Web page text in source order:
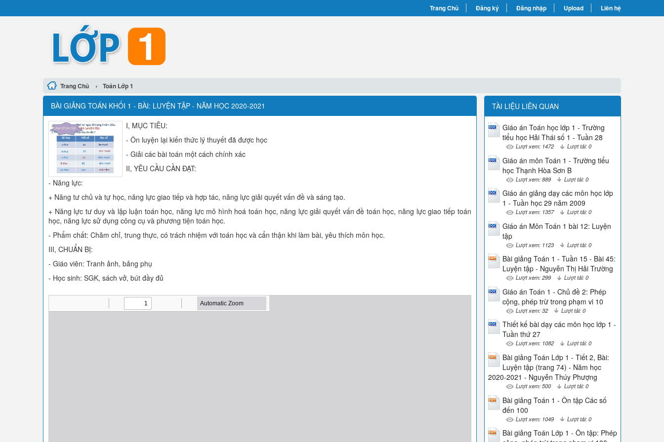
Trang Chủ Đăng ký Đăng nhập Upload Liên hệ
Trang Chủ › Toán Lớp 1
BÀI GIẢNG TOÁN KHỐI 1 - BÀI: LUYỆN TẬP - NĂM HỌC 2020-2021
I, MỤC TIÊU:
- Ôn luyện lại kiến thức lý thuyết đã được học
- Giải các bài toán một cách chính xác
II, YÊU CẦU CẦN ĐẠT:
- Năng lực:
+ Năng tư chủ và tự học, năng lực giao tiếp và hợp tác, năng lực giải quyết vấn đề và sáng tạo.
+ Năng lực tư duy và lập luận toán học, năng lực mô hình hoá toán học, năng lực giải quyết vấn đề toán học, năng lực giao tiếp toán
học, năng lực sử dụng công cụ và phương tiện toán học.
- Phẩm chất: Chăm chỉ, trung thực, có trách nhiệm với toán học và cẩn thận khi làm bài, yêu thích môn học.
III, CHUẨN BỊ:
- Giáo viên: Tranh ảnh, bảng phụ
- Học sinh: SGK, sách vở, bút đầy đủ
TÀI LIỆU LIÊN QUAN
Giáo án Toán học lớp 1 - Trường
tiểu học Hải Thái số 1 - Tuần 28
Lượt xem: 1472 Lượt tải: 0
Giáo án môn Toán 1 - Trường tiểu
học Thạnh Hòa Sơn B
Lượt xem: 889 Lượt tải: 0
Giáo án giảng dạy các môn học lớp
1 - Tuần học 29 năm 2009
Lượt xem: 1357 Lượt tải: 0
Giáo án Môn Toán 1 bài 12: Luyện
tập
Lượt xem: 1123 Lượt tải: 0
Bài giảng Toán 1 - Tuần 15 - Bài 45:
Luyện tập - Nguyễn Thị Hải Trường
Lượt xem: 299 Lượt tải: 0
Giáo án Toán 1 - Chủ đề 2: Phép
cộng, phép trừ trong phạm vi 10
Lượt xem: 32 Lượt tải: 0
Thiết kế bài dạy các môn học lớp 1 -
Tuần thứ 27
Lượt xem: 1082 Lượt tải: 0
Bài giảng Toán Lớp 1 - Tiết 2, Bài:
Luyện tập (trang 74) - Năm học
2020-2021 - Nguyễn Thúy Phượng
Lượt xem: 500 Lượt tải: 0
Bài giảng Toán 1 - Ôn tập Các số
đến 100
Lượt xem: 1049 Lượt tải: 0
Bài giảng Toán Lớp 1 - Ôn tập: Phép